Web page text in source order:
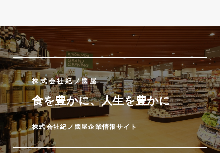
株式会社紀ノ國屋
食を豊かに、人生を豊かに
株式会社紀ノ國屋企業情報サイト